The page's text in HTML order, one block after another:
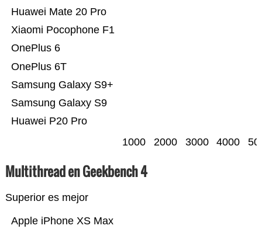
Huawei P20 Pro
Samsung Galaxy S9
Samsung Galaxy S9+
OnePlus 6T
OnePlus 6
Xiaomi Pocophone F1
Huawei Mate 20 Pro
1000 2000 3000 4000
Multithread en Geekbench 4
Superior es mejor
Apple iPhone XS Max